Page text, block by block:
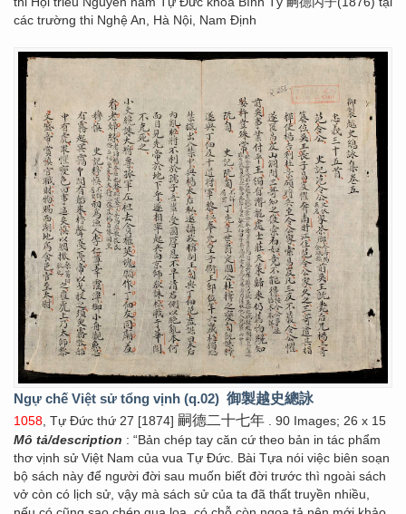
các trường thi Nghệ An, Hà Nội, Nam Định
Ngự chế Việt sử tổng vịnh (q.02) 御製越史總詠
1058 , Tự Đức thứ 27 [1874] 嗣德二十七年 . 90 Images; 26 x 15
Mô tả/description : “Bản chép tay căn cứ theo bản in tác phẩm
thơ vịnh sử Việt Nam của vua Tự Đức. Bài Tựa nói việc biên soạn
bộ sách này để người đời sau muốn biết đời trước thì ngoài sách
vở còn có lịch sử, vậy mà sách sử của ta đã thất truyền nhiều,